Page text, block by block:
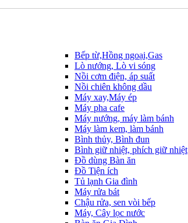
Bếp từ,Hồng ngoại,Gas
Lò nướng, Lò vi sóng
Nồi cơm điện, áp suất
Nồi chiên không dầu
Máy xay,Máy ép
Máy pha cafe
Máy nướng, máy làm bánh
Máy làm kem, làm bánh
Bình thủy, Bình đun
Bình giữ nhiệt, phích giữ nhiệt
Đồ dùng Bàn ăn
Đồ Tiện ích
Tủ lạnh Gia đình
Máy rửa bát
Chậu rửa, sen vòi bếp
Máy, Cây lọc nước